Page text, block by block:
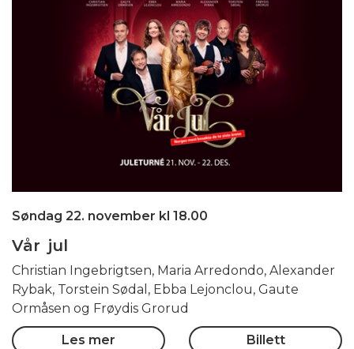
Søndag 22. november kl 18.00
Vår jul
Christian Ingebrigtsen, Maria Arredondo, Alexander
Rybak, Torstein Sødal, Ebba Lejonclou, Gaute
Ormåsen og Frøydis Grorud
Les mer Billett